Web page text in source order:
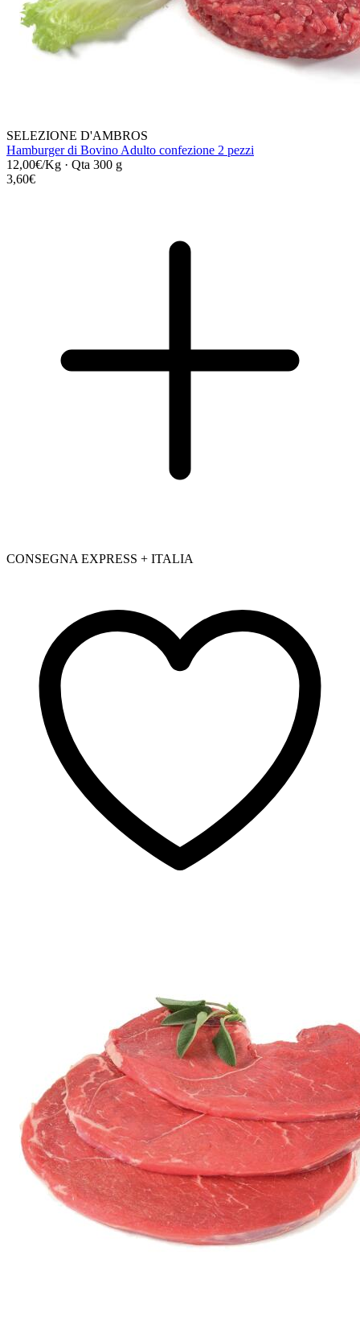
SELEZIONE D'AMBROS
Hamburger di Bovino Adulto confezione 2 pezzi
12,00€/Kg · Qta 300 g
3,60€
CONSEGNA EXPRESS + ITALIA